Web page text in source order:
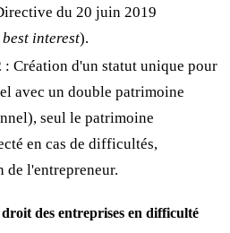
du 20 juin 2019
best interest).
: Création d'un statut unique pour
avec un double patrimoine
seul le patrimoine
en cas de difficultés,
l'entrepreneur.
des entreprises en difficulté